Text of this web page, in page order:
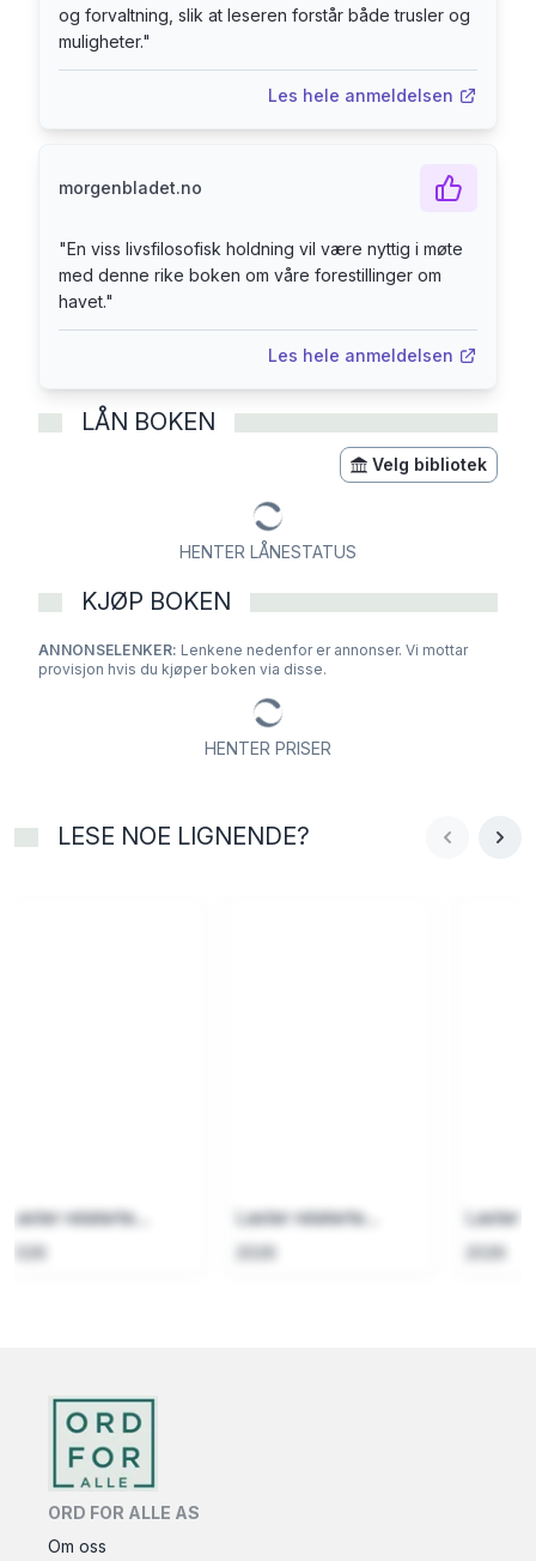
hundre år og helt opp til i dag, når havet har fått
ny aktualitet gjennom storslåtte planer for både
utnyttelse og vern. Har vi full kontroll på havet i
dag, eller vil havet alltid unndra seg
menneskenes forsøk på å beherske det?
og forvaltning, slik at leseren forstår både trusler og
muligheter."
Les hele anmeldelsen
morgenbladet.no
"En viss livsfilosofisk holdning vil være nyttig i møte
med denne rike boken om våre forestillinger om
havet."
Les hele anmeldelsen
LÅN BOKEN
Velg bibliotek
HENTER LÅNESTATUS
KJØP BOKEN
ANNONSELENKER: Lenkene nedenfor er annonser. Vi mottar
provisjon hvis du kjøper boken via disse.
HENTER PRISER
LESE NOE LIGNENDE?
Laster relaterte...
2026
Laster relaterte...
2026
Laster
2026
ORD FOR ALLE AS
Om oss